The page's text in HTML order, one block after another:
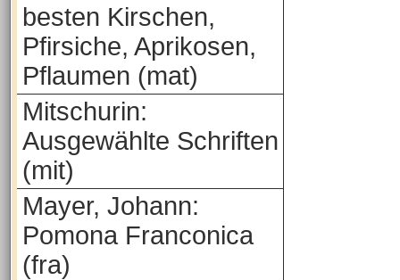
besten Kirschen,
Pfirsiche, Aprikosen,
Pflaumen (mat)
Mitschurin:
Ausgewählte Schriften
(mit)
Mayer, Johann:
Pomona Franconica
(fra)